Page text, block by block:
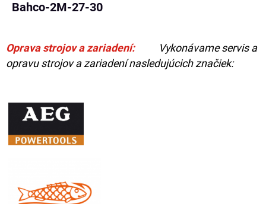
Bahco-2M-27-30
Oprava strojov a zariadení:
Vykonávame servis a
opravu strojov a zariadení nasledujúcich značiek: